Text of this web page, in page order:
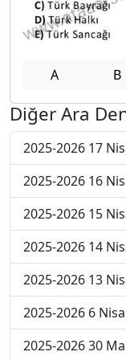
A B
Diğer Ara
2025-2026 17
2025-2026 16
2025-2026 15
2025-2026 14
2025-2026 13
2025-2026 6
2025-2026 30